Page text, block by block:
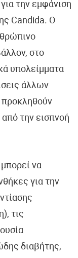
την εμφάνιση
Candida. Ο
στο
υπολείμματα
άλλων
την εισπνοή
να
για την
τις
διαβήτης,